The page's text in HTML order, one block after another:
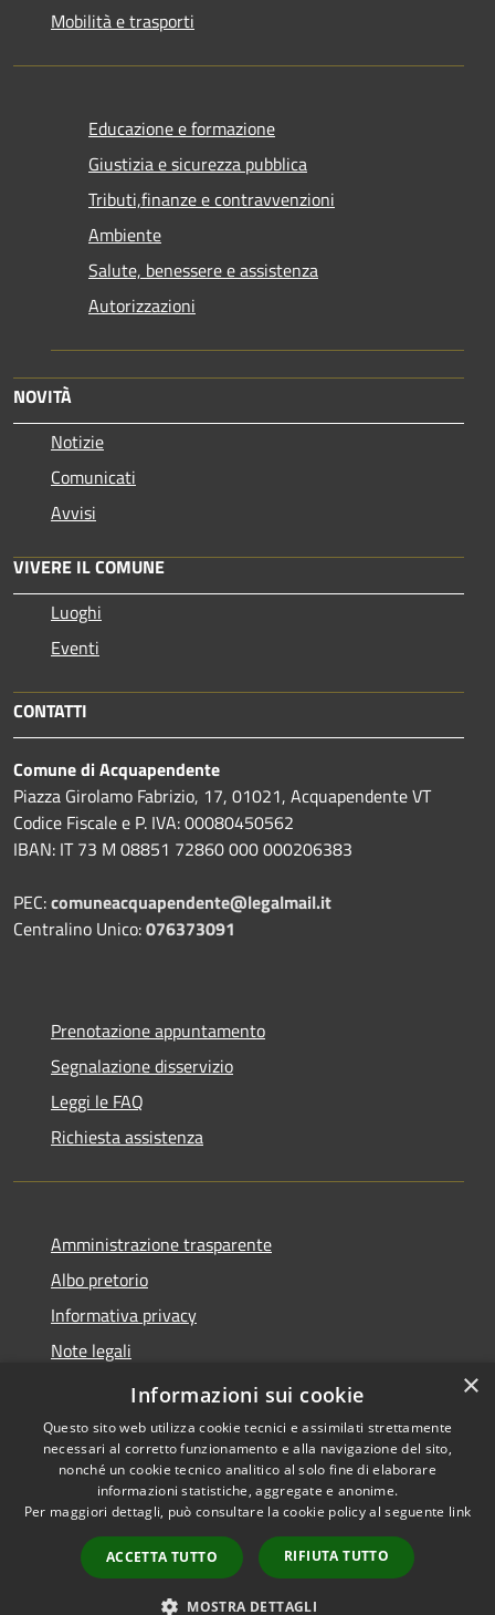
Mobilità e trasporti
Educazione e formazione
Giustizia e sicurezza pubblica
Tributi,finanze e contravvenzioni
Ambiente
Salute, benessere e assistenza
Autorizzazioni
NOVITÀ
Notizie
Comunicati
Avvisi
VIVERE IL COMUNE
Luoghi
Eventi
CONTATTI
Comune di Acquapendente
Piazza Girolamo Fabrizio, 17, 01021, Acquapendente VT
Codice Fiscale e P. IVA: 00080450562
IBAN: IT 73 M 08851 72860 000 000206383
PEC:comuneacquapendente@legalmail.it
Centralino Unico:076373091
Prenotazione appuntamento
Segnalazione disservizio
Leggi le FAQ
Richiesta assistenza
Amministrazione trasparente
Albo pretorio
Informativa privacy
Note legali
Dichiarazione di accessibilità
Accessibilità
Copyright © 2026 • Comune di
Acquapendente • Powered by
Municipium•
Accesso
redazione
×
Informazioni sui cookie
Questo sito web utilizza cookie tecnici e assimilati strettamente
necessari al corretto funzionamento e alla navigazione del sito,
nonché un cookie tecnico analitico al solo fine di elaborare
informazioni statistiche, aggregate e anonime.
Per maggiori dettagli, può consultare la cookie policy al seguente link
ACCETTA TUTTO RIFIUTA TUTTO
MOSTRA DETTAGLI